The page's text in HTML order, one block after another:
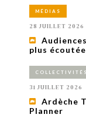
MÉDIAS
28 JUILLET 2026
plus
COLLECTIVITÉS
31 JUILLET 2026
Ardèche
Planner